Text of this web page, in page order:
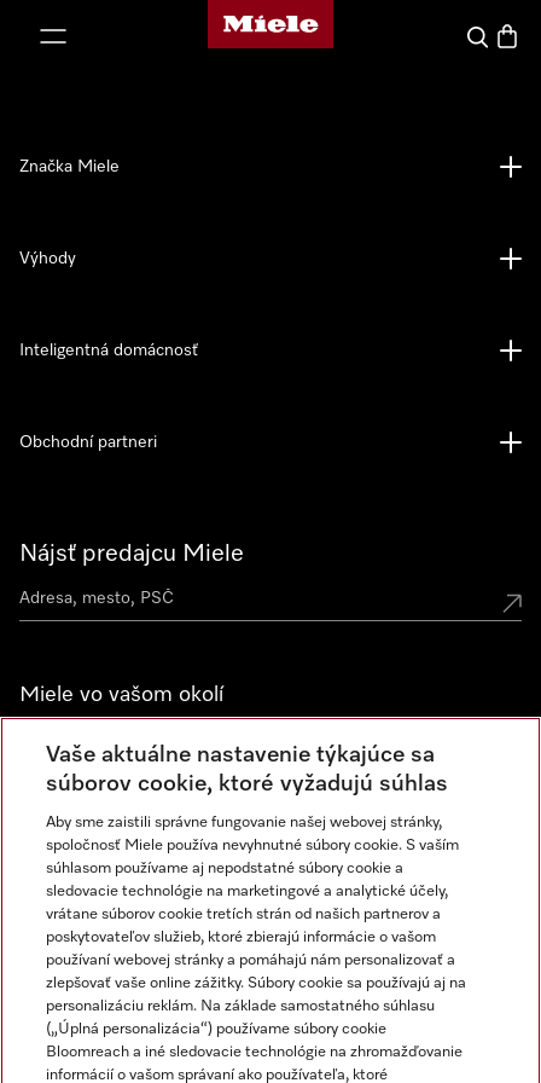
Domovská stránka spoločnosti Miele
Hľadať
Nájsť predajcu Miele
Miele vo vašom okolí
Spoznajte predajne Miele
Newsletter
Značka Miele
Výhody
Inteligentná domácnosť
Obchodní partneri
Miele na Instagrame
Miele na YouTube
Vaše aktuálne nastavenie týkajúce sa
súborov cookie, ktoré vyžadujú súhlas
Aby sme zaistili správne fungovanie našej webovej stránky,
spoločnosť Miele používa nevyhnutné súbory cookie. S vaším
súhlasom používame aj nepodstatné súbory cookie a
sledovacie technológie na marketingové a analytické účely,
vrátane súborov cookie tretích strán od našich partnerov a
poskytovateľov služieb, ktoré zbierajú informácie o vašom
používaní webovej stránky a pomáhajú nám personalizovať a
zlepšovať vaše online zážitky. Súbory cookie sa používajú aj na
personalizáciu reklám. Na základe samostatného súhlasu
(„Úplná personalizácia“) používame súbory cookie
Bloomreach a iné sledovacie technológie na zhromažďovanie
informácií o vašom správaní ako používateľa, ktoré